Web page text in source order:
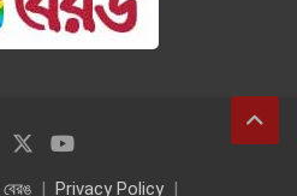
Privacy Policy